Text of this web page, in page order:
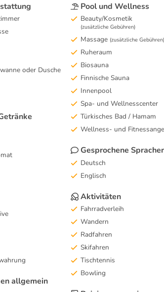
oder Dusche
allgemein
Pool und Wellness
Beauty/Kosmetik
(zusätzliche Gebühren)
Massage (zusätzliche Gebühren)
Ruheraum
Biosauna
Finnische Sauna
Innenpool
Spa- und Wellnesscenter
Türkisches Bad / Hamam
Wellness- und
Gesprochene
Deutsch
Englisch
Aktivitäten
Fahrradverleih
Wandern
Radfahren
Skifahren
Tischtennis
Bowling